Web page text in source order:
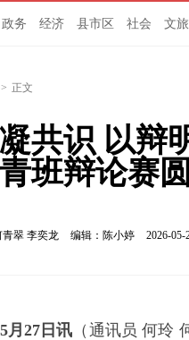
政务 经济 县市区 社会 文旅
> 正文
共识 以
班辩论赛
翠 李奕龙 编辑：陈小婷 2026-05-
月27日讯 （通讯员 何玲